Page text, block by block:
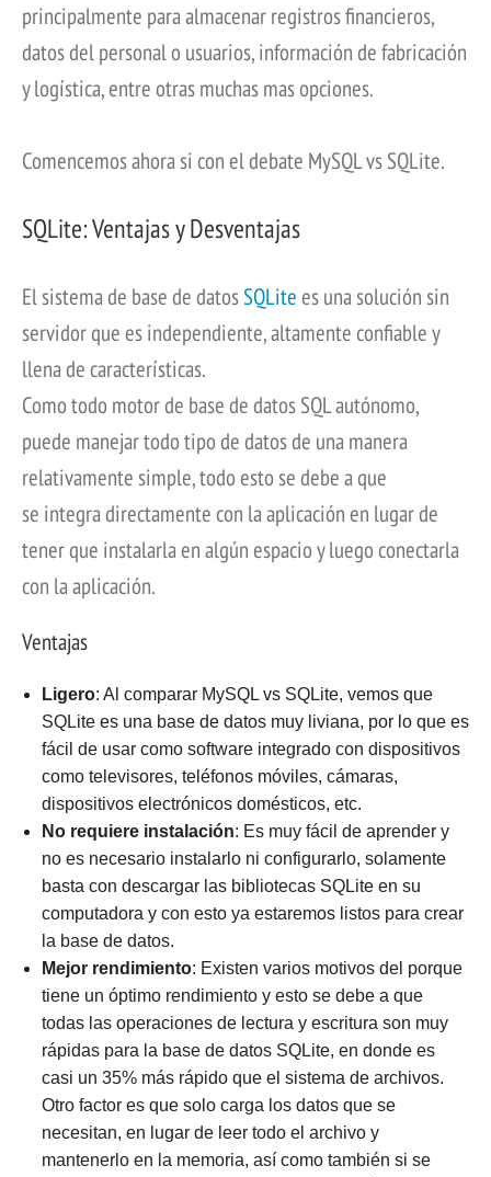
principalmente para almacenar registros financieros,
datos del personal o usuarios, información de fabricación
y logística, entre otras muchas mas opciones.
​Comencemos ahora si con el debate MySQL vs SQLite.
SQLite: Ventajas y Desventajas
El sistema de base de datosSQLitees una solución sin
servidor que es independiente, altamente confiable y
llena de características.
Como todo motor de base de datos SQL autónomo,
puede manejar todo tipo de datos de una manera
relativamente simple, todo esto se debe a que
se integra directamente con la aplicación en lugar de
tener que instalarla en algún espacio y luego conectarla
con la aplicación.
Ventajas
Ligero: Al comparar MySQL vs SQLite, vemos que
SQLite es una base de datos muy liviana, por lo que es
fácil de usar como software integrado con dispositivos
como televisores, teléfonos móviles, cámaras,
dispositivos electrónicos domésticos, etc.
No requiere instalación: Es muy fácil de aprender y
no es necesario instalarlo ni configurarlo, solamente
basta con descargar las bibliotecas SQLite en su
computadora y con esto ya estaremos listos para crear
la base de datos.
Mejor rendimiento: Existen varios motivos del porque
tiene un óptimo rendimiento y esto se debe a que
todas las operaciones de lectura y escritura son muy
rápidas para la base de datos SQLite, en donde es
casi un 35% más rápido que el sistema de archivos.
Otro factor es que solo carga los datos que se
necesitan, en lugar de leer todo el archivo y
mantenerlo en la memoria, así como también si se